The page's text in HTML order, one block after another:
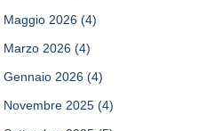
Maggio 2026 (4)
Marzo 2026 (4)
Gennaio 2026 (4)
Novembre 2025 (4)